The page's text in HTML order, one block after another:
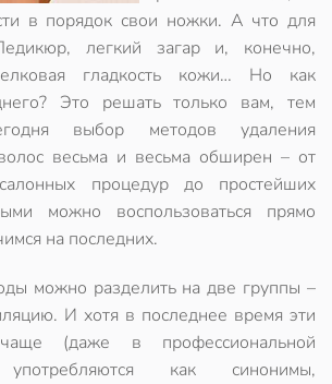
в порядок свои ножки. А что для
легкий загар и, конечно,
гладкость кожи… Но как
Это решать только вам, тем
выбор методов удаления
весьма и весьма обширен – от
процедур до простейших
можно воспользоваться прямо
на последних.
можно разделить на две группы –
И хотя в последнее время эти
(даже в профессиональной
употребляются как синонимы,